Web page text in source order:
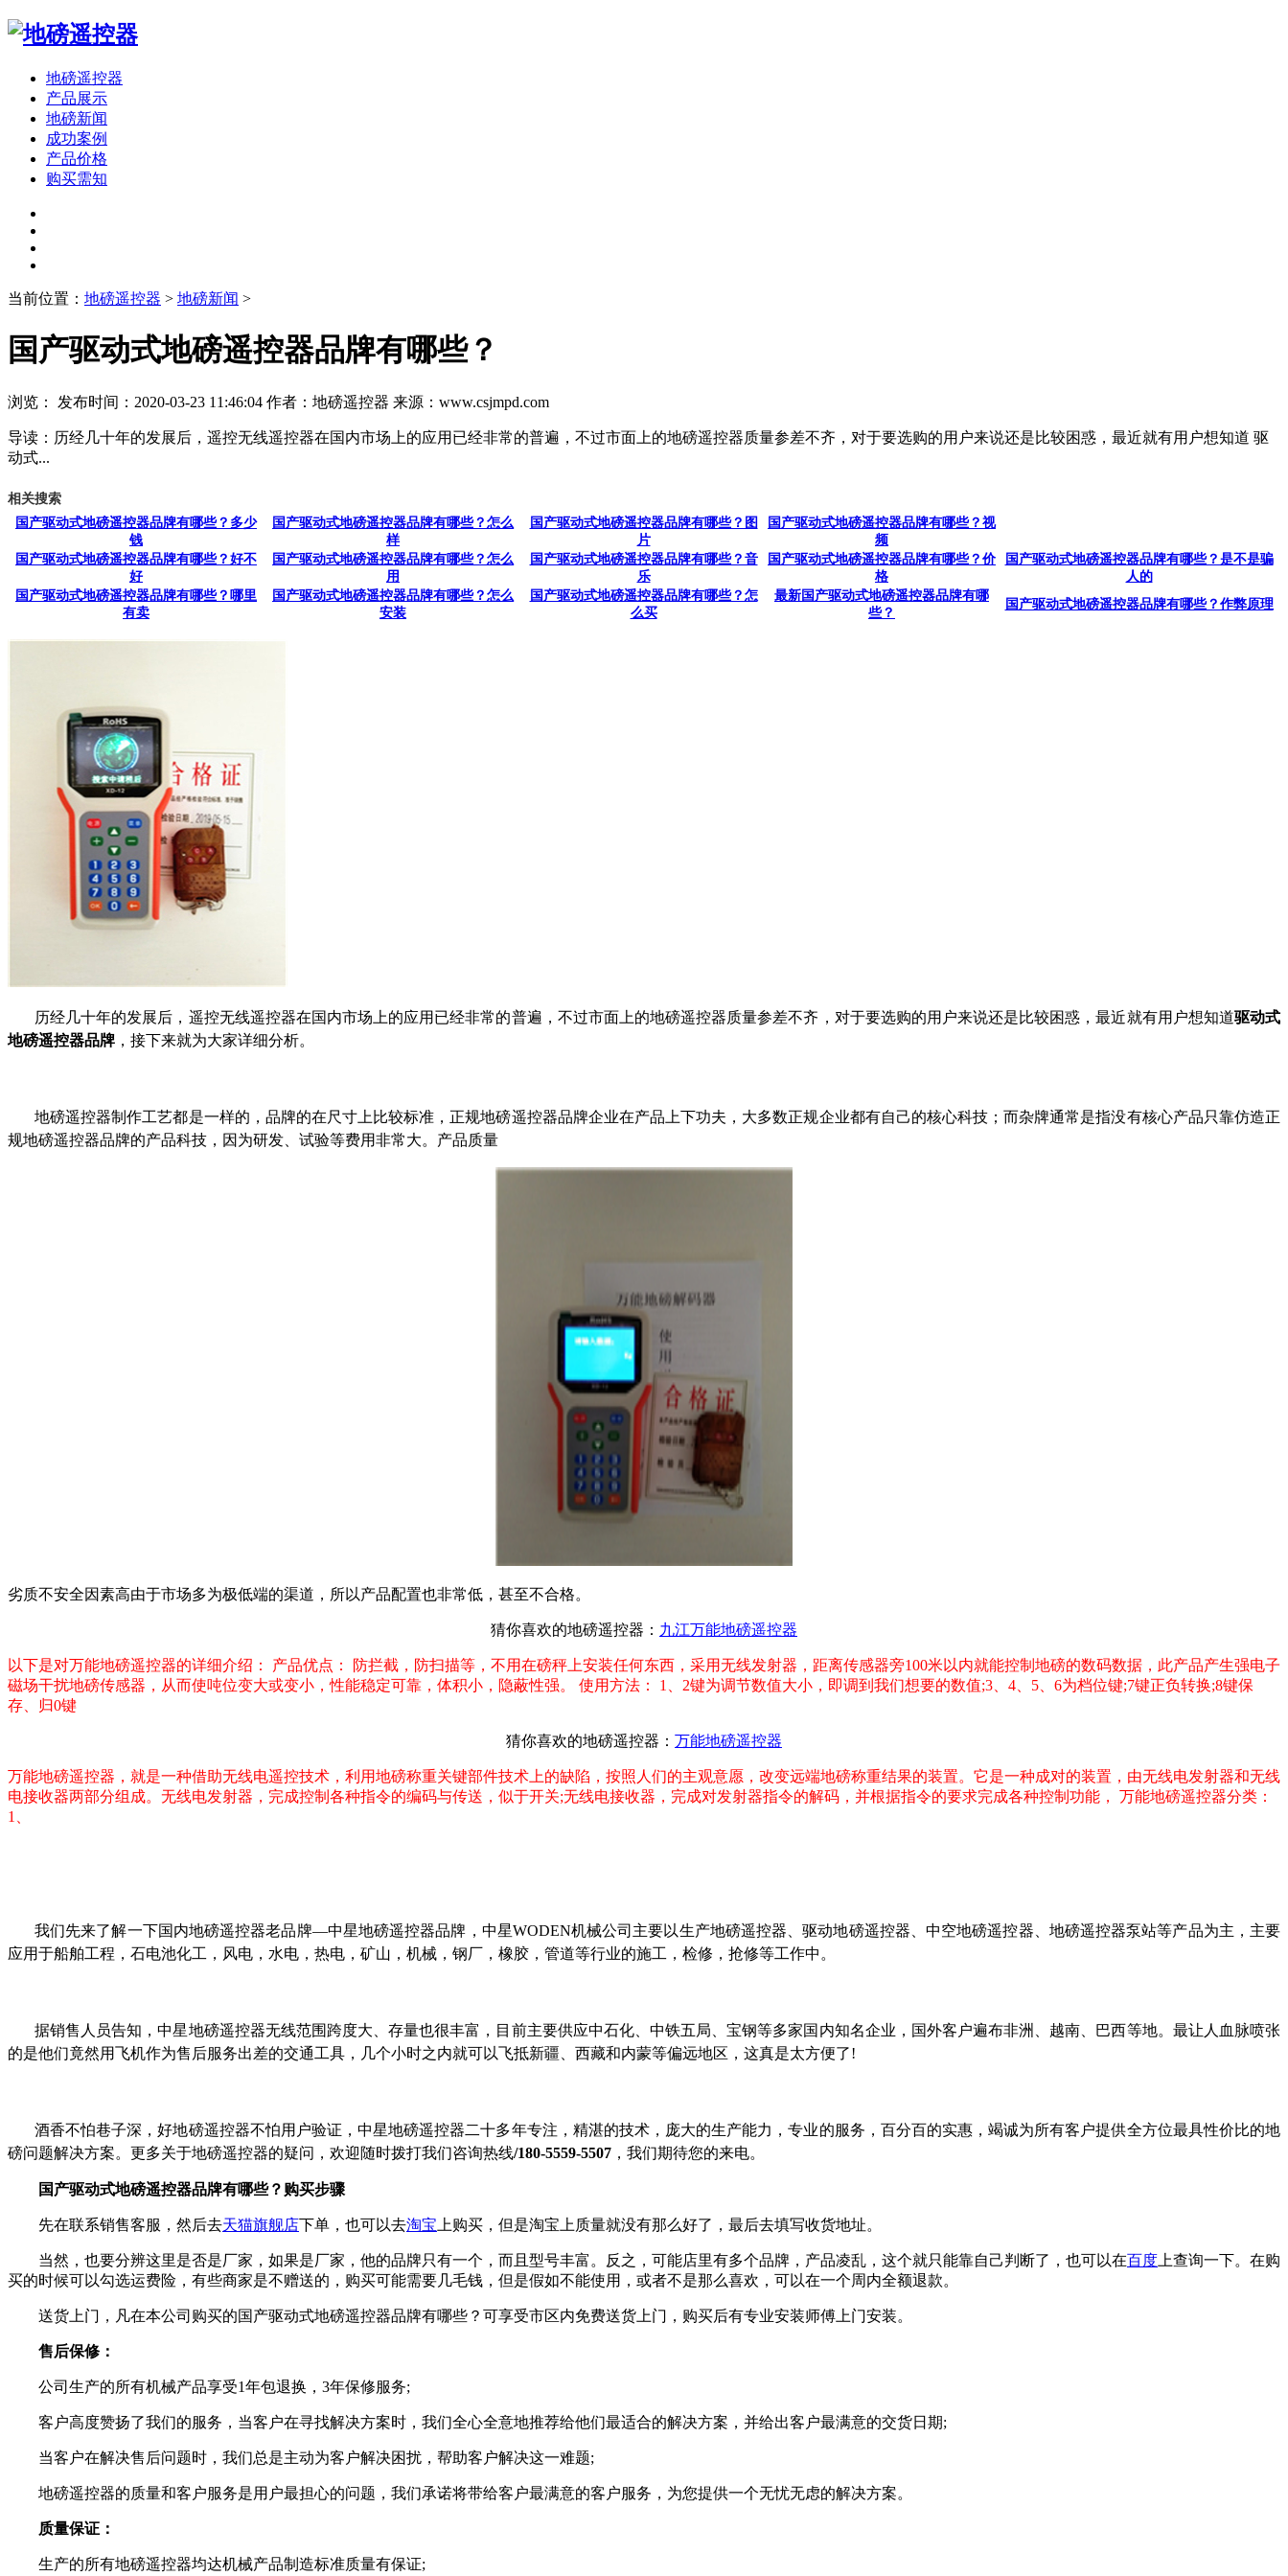
地磅遥控器
产品展示
地磅新闻
成功案例
产品价格
购买需知
当前位置： 地磅遥控器 > 地磅新闻 >
国产驱动式地磅遥控器品牌有哪些？
浏览： 发布时间：2020-03-23 11:46:04 作者：地磅遥控器 来源：www.csjmpd.com
导读：历经几十年的发展后，遥控无线遥控器在国内市场上的应用已经非常的普遍，不过市面上的地磅遥控器质量参差不齐，对于要选购的用户来说还是比较困惑，最近就有用户想知道 驱
动式...
相关搜索
国产驱动式地磅遥控器品牌有哪些？多少
钱
国产驱动式地磅遥控器品牌有哪些？怎么
样
国产驱动式地磅遥控器品牌有哪些？图
片
国产驱动式地磅遥控器品牌有哪些？视
频
国产驱动式地磅遥控器品牌有哪些？好不
好
国产驱动式地磅遥控器品牌有哪些？怎么
用
国产驱动式地磅遥控器品牌有哪些？音
乐
国产驱动式地磅遥控器品牌有哪些？价
格
国产驱动式地磅遥控器品牌有哪些？是不是骗
人的
国产驱动式地磅遥控器品牌有哪些？哪里
有卖
国产驱动式地磅遥控器品牌有哪些？怎么
安装
国产驱动式地磅遥控器品牌有哪些？怎
么买
最新国产驱动式地磅遥控器品牌有哪
些？
国产驱动式地磅遥控器品牌有哪些？作弊原理
历经几十年的发展后，遥控无线遥控器在国内市场上的应用已经非常的普遍，不过市面上的地磅遥控器质量参差不齐，对于要选购的用户来说还是比较困惑，最近就有用户想知道驱动式
地磅遥控器品牌 ，接下来就为大家详细分析。
地磅遥控器制作工艺都是一样的，品牌的在尺寸上比较标准，正规地磅遥控器品牌企业在产品上下功夫，大多数正规企业都有自己的核心科技；而杂牌通常是指没有核心产品只靠仿造正
规地磅遥控器品牌的产品科技，因为研发、试验等费用非常大。产品质量
劣质不安全因素高由于市场多为极低端的渠道，所以产品配置也非常低，甚至不合格。
猜你喜欢的地磅遥控器： 九江万能地磅遥控器
以下是对万能地磅遥控器的详细介绍： 产品优点： 防拦截，防扫描等，不用在磅秤上安装任何东西，采用无线发射器，距离传感器旁100米以内就能控制地磅的数码数据，此产品产生强电子
磁场干扰地磅传感器，从而使吨位变大或变小，性能稳定可靠，体积小，隐蔽性强。 使用方法： 1、2键为调节数值大小，即调到我们想要的数值;3、4、5、6为档位键;7键正负转换;8键保
存、归0键
猜你喜欢的地磅遥控器： 万能地磅遥控器
万能地磅遥控器，就是一种借助无线电遥控技术，利用地磅称重关键部件技术上的缺陷，按照人们的主观意愿，改变远端地磅称重结果的装置。它是一种成对的装置，由无线电发射器和无线
电接收器两部分组成。无线电发射器，完成控制各种指令的编码与传送，似于开关;无线电接收器，完成对发射器指令的解码，并根据指令的要求完成各种控制功能， 万能地磅遥控器分类：
1、
我们先来了解一下国内地磅遥控器老品牌—中星地磅遥控器品牌，中星WODEN机械公司主要以生产地磅遥控器、驱动地磅遥控器、中空地磅遥控器、地磅遥控器泵站等产品为主，主要
应用于船舶工程，石电池化工，风电，水电，热电，矿山，机械，钢厂，橡胶，管道等行业的施工，检修，抢修等工作中。
据销售人员告知，中星地磅遥控器无线范围跨度大、存量也很丰富，目前主要供应中石化、中铁五局、宝钢等多家国内知名企业，国外客户遍布非洲、越南、巴西等地。最让人血脉喷张
的是他们竟然用飞机作为售后服务出差的交通工具，几个小时之内就可以飞抵新疆、西藏和内蒙等偏远地区，这真是太方便了!
酒香不怕巷子深，好地磅遥控器不怕用户验证，中星地磅遥控器二十多年专注，精湛的技术，庞大的生产能力，专业的服务，百分百的实惠，竭诚为所有客户提供全方位最具性价比的地
磅问题解决方案。更多关于地磅遥控器的疑问，欢迎随时拨打我们咨询热线/180-5559-5507 ，我们期待您的来电。
国产驱动式地磅遥控器品牌有哪些？购买步骤
先在联系销售客服，然后去天猫旗舰店下单，也可以去淘宝 上购买，但是淘宝上质量就没有那么好了，最后去填写收货地址。
当然，也要分辨这里是否是厂家，如果是厂家，他的品牌只有一个，而且型号丰富。反之，可能店里有多个品牌，产品凌乱，这个就只能靠自己判断了，也可以在百度 上查询一下。在购
买的时候可以勾选运费险，有些商家是不赠送的，购买可能需要几毛钱，但是假如不能使用，或者不是那么喜欢，可以在一个周内全额退款。
送货上门，凡在本公司购买的国产驱动式地磅遥控器品牌有哪些？可享受市区内免费送货上门，购买后有专业安装师傅上门安装。
售后保修：
公司生产的所有机械产品享受1年包退换，3年保修服务;
客户高度赞扬了我们的服务，当客户在寻找解决方案时，我们全心全意地推荐给他们最适合的解决方案，并给出客户最满意的交货日期;
当客户在解决售后问题时，我们总是主动为客户解决困扰，帮助客户解决这一难题;
地磅遥控器的质量和客户服务是用户最担心的问题，我们承诺将带给客户最满意的客户服务，为您提供一个无忧无虑的解决方案。
质量保证：
生产的所有地磅遥控器均达机械产品制造标准质量有保证;